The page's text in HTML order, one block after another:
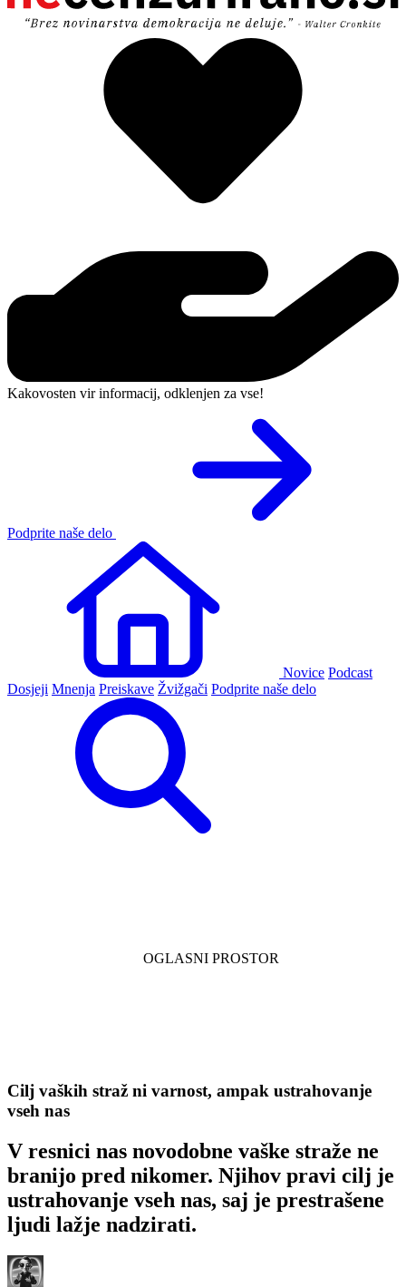
Kakovosten vir informacij, odklenjen za vse!
Podprite naše delo
Novice Podcast
Dosjeji Mnenja Preiskave Žvižgači Podprite naše delo
Cilj vaških straž ni varnost, ampak ustrahovanje
vseh nas
V resnici nas novodobne vaške straže ne
branijo pred nikomer. Njihov pravi cilj je
ustrahovanje vseh nas, saj je prestrašene
ljudi lažje nadzirati.